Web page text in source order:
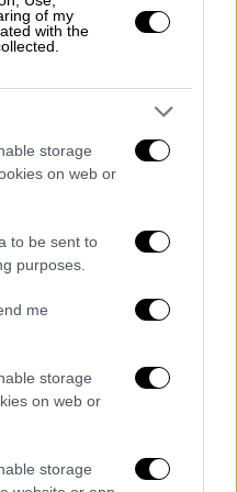
of my
with the
storage
on web or
to be sent to
purposes.
me
storage
on web or
storage
που να
ισχυρισμούς»
κάδρο τον
για τις
κώδικες πριν τις
επεχείρησε να
της αξιωματικής
«κύριε Τσίπρα επί
δημοσιογράφους,
έχει πάρει το
θέλουν με